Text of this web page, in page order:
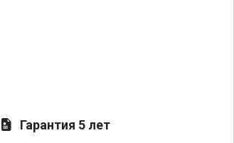
Гарантия 5 лет